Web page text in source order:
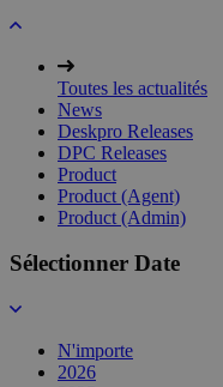
Toutes les actualités
News
Deskpro Releases
DPC Releases
Product
Product (Agent)
Product (Admin)
Sélectionner Date
N'importe
2026